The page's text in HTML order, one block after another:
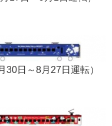
30日～8月27日運転）